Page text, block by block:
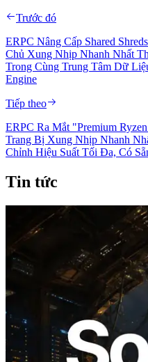
Trước đó
ERPC Nâng Cấp Shared
Chủ Xung Nhịp Nhanh Nhất
Trong Cùng Trung Tâm Dữ
Engine
Tiếp theo
ERPC Ra Mắt "Premium
Trang Bị Xung Nhịp Nhanh
Chỉnh Hiệu Suất Tối Đa, Có
Tin tức